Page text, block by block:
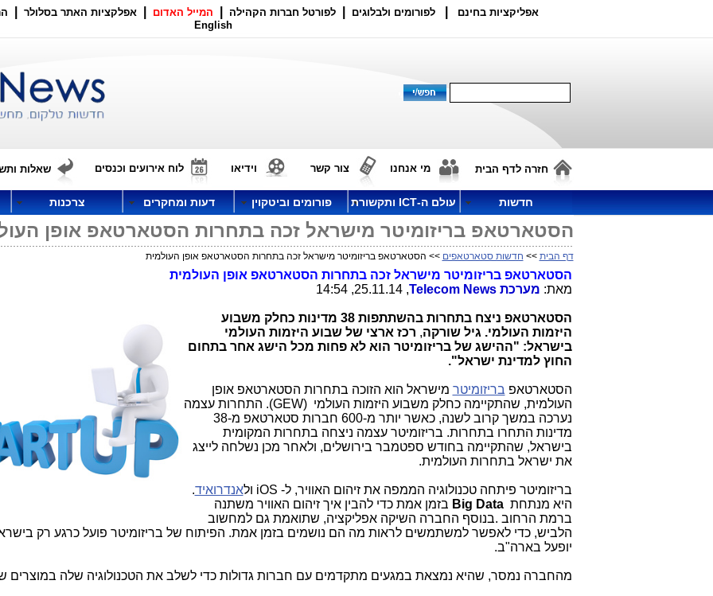
אפליקציות בחינם לפורומים ולבלוגים לפורטל חברות הקהילה המייל האדום אפלקציות האתר בסלולר
English
חזרה לדף הבית מי אנחנו צור קשר וידיאו לוח אירועים וכנסים שאלות
חדשות עולם ה-ICT ותקשורת פורומים וביטקוין דעות ומחקרים צרכנות
הסטארטאפ בריזומיטר מישראל זכה בתחרות הסטארטאפ אופן
דף הבית >> חדשות סטארטאפים >> הסטארטאפ בריזומיטר מישראל זכה בתחרות הסטארטאפ אופן העולמית
הסטארטאפ בריזומיטר מישראל זכה בתחרות הסטארטאפ אופן העולמית
מאת: מערכת Telecom News
, 25.11.14, 14:54
הסטארטאפ ניצח בתחרות בהשתתפות 38 מדינות כחלק משבוע
היזמות העולמי. גיל שורקה, רכז ארצי של שבוע היזמות העולמי
בישראל: "ההישג של בריזומיטר הוא לא פחות מכל הישג אחר בתחום
החוץ למדינת ישראל".
הסטארטאפ בריזומיטר מישראל הוא הזוכה בתחרות הסטארטאפ אופן
העולמית, שהתקיימה כחלק משבוע היזמות העולמי .(GEW) התחרות עצמה
נערכה במשך קרוב לשנה, כאשר יותר מ-600 חברות סטארטאפ מ-38
מדינות התחרו בתחרות. בריזומיטר עצמה ניצחה בתחרות המקומית
בישראל, שהתקיימה בחודש ספטמבר בירושלים, ולאחר מכן נשלחה לייצג
את ישראל בתחרות העולמית.
בריזומיטר פיתחה טכנולוגיה הממפה את זיהום האוויר, ל- iOS ול אנדרואיד.
היא מנתחת Big Data בזמן אמת כדי להבין איך זיהום האוויר משתנה
ברמת הרחוב .בנוסף החברה השיקה אפליקציה, שתואמת גם למחשוב
הלביש, כדי לאפשר למשתמשים לראות מה הם נושמים בזמן אמת. הפיתוח של בריזומיטר פועל כרגע רק
יופעל בארה"ב.
מהחברה נמסר, שהיא נמצאת במגעים מתקדמים עם חברות גדולות כדי לשלב את הטכנולוגיה שלה במוצרים